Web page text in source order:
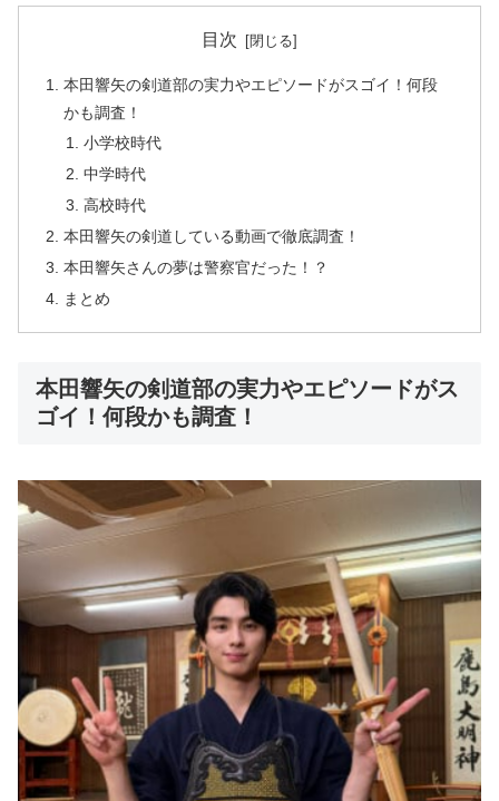
目次
本田響矢の剣道部の実力やエピソードがスゴイ！何段
かも調査！
小学校時代
中学時代
高校時代
本田響矢の剣道している動画で徹底調査！
本田響矢さんの夢は警察官だった！？
まとめ
本田響矢の剣道部の実力やエピソードがス
ゴイ！何段かも調査！